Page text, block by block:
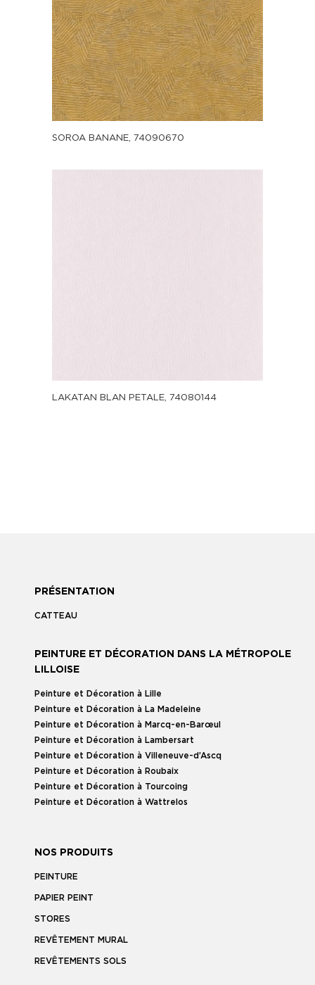
SOROA BANANE, 74090670
LAKATAN BLAN PETALE, 74080144
PRÉSENTATION
CATTEAU
PEINTURE ET DÉCORATION DANS LA MÉTROPOLE
LILLOISE
Peinture et Décoration à Lille
Peinture et Décoration à La Madeleine
Peinture et Décoration à Marcq-en-Barœul
Peinture et Décoration à Lambersart
Peinture et Décoration à Villeneuve-d’Ascq
Peinture et Décoration à Roubaix
Peinture et Décoration à Tourcoing
Peinture et Décoration à Wattrelos
NOS PRODUITS
PEINTURE
PAPIER PEINT
STORES
REVÊTEMENT MURAL
REVÊTEMENTS SOLS